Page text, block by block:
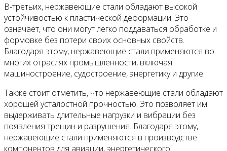
В-третьих, нержавеющие стали обладают высокой
устойчивостью к пластической деформации. Это
означает, что они могут легко поддаваться обработке и
формовке без потери своих основных свойств.
Благодаря этому, нержавеющие стали применяются во
многих отраслях промышленности, включая
машиностроение, судостроение, энергетику и другие.
Также стоит отметить, что нержавеющие стали обладают
хорошей усталостной прочностью. Это позволяет им
выдерживать длительные нагрузки и вибрации без
появления трещин и разрушения. Благодаря этому,
нержавеющие стали применяются в производстве
компонентов для авиации, энергетического